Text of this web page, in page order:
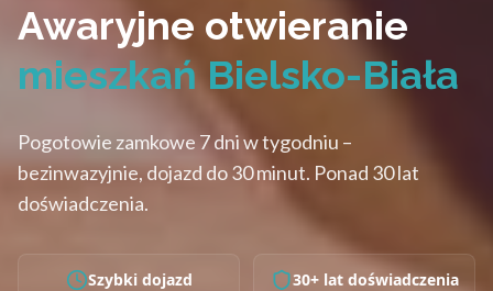
Awaryjne otwieranie
mieszkań Bielsko-Biała
Pogotowie zamkowe 7 dni w tygodniu –
bezinwazyjnie, dojazd do 30 minut. Ponad 30 lat
doświadczenia.
Szybki dojazd 30+ lat doświadczenia